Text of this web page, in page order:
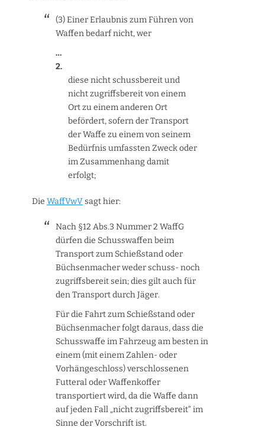
(3) Einer Erlaubnis zum Führen von
Waffen bedarf nicht, wer
…
2.
diese nicht schussbereit und
nicht zugriffsbereit von einem
Ort zu einem anderen Ort
befördert, sofern der Transport
der Waffe zu einem von seinem
Bedürfnis umfassten Zweck oder
im Zusammenhang damit
erfolgt;
Die WaffVwVsagt hier:
Nach §12 Abs.3 Nummer 2 WaffG
dürfen die Schusswaffen beim
Transport zum Schießstand oder
Büchsenmacher weder schuss- noch
zugriffsbereit sein; dies gilt auch für
den Transport durch Jäger.
Für die Fahrt zum Schießstand oder
Büchsenmacher folgt daraus, dass die
Schusswaffe im Fahrzeug am besten in
einem (mit einem Zahlen- oder
Vorhängeschloss) verschlossenen
Futteral oder Waffenkoffer
transportiert wird, da die Waffe dann
auf jeden Fall „nicht zugriffsbereit“ im
Sinne der Vorschrift ist.